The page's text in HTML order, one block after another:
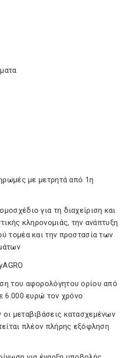
με μετρητά από 1η
για τη διαχείριση και
κληρονομιάς, την ανάπτυξη
τομέα και την προστασία των
του αφορολόγητου ορίου από
6.000 ευρώ τον χρόνο
μεταβιβάσεις κατασχεμένων
πλέον πλήρης εξόφληση